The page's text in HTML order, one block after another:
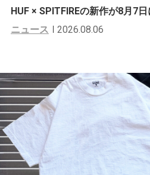
HUF × SPITFIREの新作が8月7
ニュース
2026.08.06